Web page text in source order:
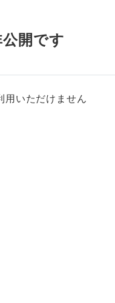
開です
用いただけません